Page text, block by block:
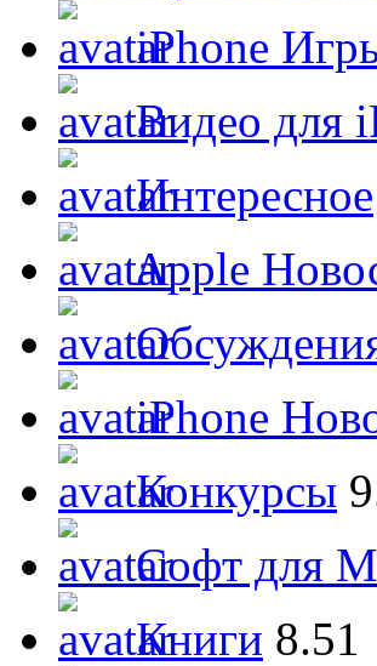
iPhone
Видео для
Интересное
Apple
iPhone
Конкурсы
Софт для
Книги 8.51